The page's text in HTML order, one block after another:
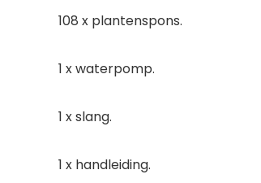
108 x plantenspons.
1 x waterpomp.
1 x slang.
1 x handleiding.